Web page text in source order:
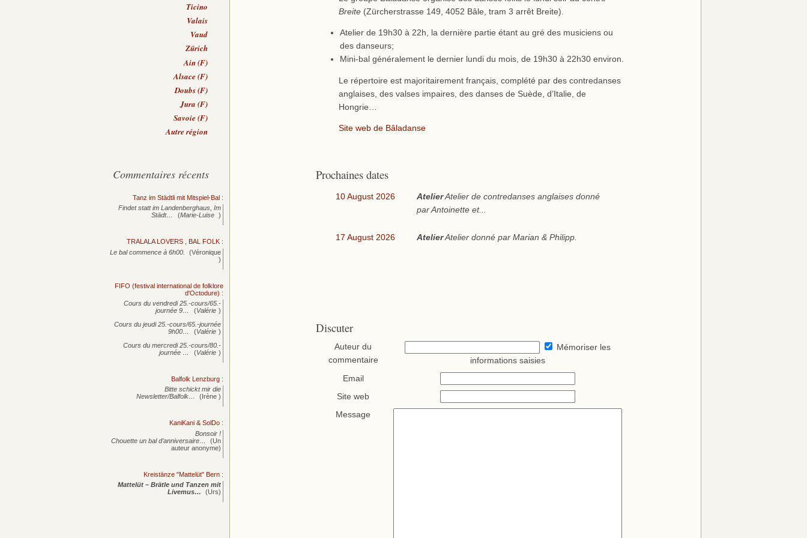
Breite(Zürcherstrasse 149, 4052 Bâle, tram 3 arrêt Breite).
Atelier de 19h30 à 22h, la dernière partie étant au gré des musiciens ou
des danseurs;
Mini-bal généralement le dernier lundi du mois, de 19h30 à 22h30 environ.
Le répertoire est majoritairement français, complété par des contredanses
anglaises, des valses impaires, des danses de Suède, d’Italie, de
Hongrie…
Site web de Bâladanse
Prochaines dates
10 August 2026 AtelierAtelier de contredanses anglaises donné
par Antoinette et...
17 August 2026 AtelierAtelier donné par Marian & Philipp.
Discuter
Auteur du
commentaire
Mémoriser les
informations saisies
Email
Site web
Message
Ticino
Valais
Vaud
Zürich
Ain (F)
Alsace (F)
Doubs (F)
Jura (F)
Savoie (F)
Autre région
Commentaires récents
Tanz im Städtli mit Mitspiel-Bal :
Findet statt im Landenberghaus, Im
Städt…
(Marie-Luise )
TRALALA LOVERS , BAL FOLK :
Le bal commence à 6h00.
(Véronique
)
FIFO (festival international de folklore
d'Octodure) :
Cours du vendredi 25.-cours/65.-
journée 9… (Valérie )
Cours du jeudi 25.-cours/65.-journée
9h00…
(Valérie )
Cours du mercredi 25.-cours/80.-
journée … (Valérie )
Balfolk Lenzburg :
Bitte schickt mir die
Newsletter/Balfolk…
(Irène )
KaniKani & SolDo :
Bonsoir !
Chouette un bal d’anniversaire…
(Un
auteur anonyme)
Kreistänze "Mattelüt" Bern :
Mattelüt – Brätle und Tanzen mit
Livemus…
(Urs)